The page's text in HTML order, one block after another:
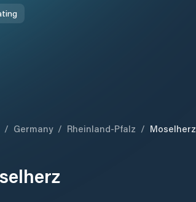
/ Germany / Rheinland-Pfalz / Moselherz